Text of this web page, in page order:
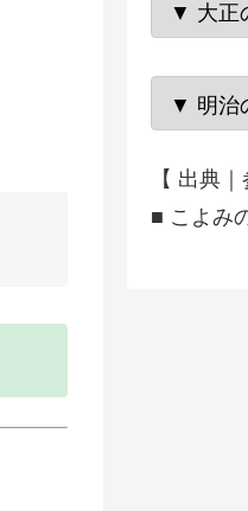
【 出典｜
■ こよみ